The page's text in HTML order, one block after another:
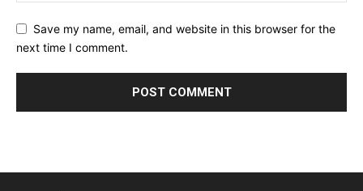
Save my name, email, and website in this browser for the
next time I comment.